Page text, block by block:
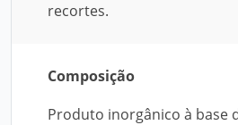
recortes.
Composição
Produto inorgânico à base